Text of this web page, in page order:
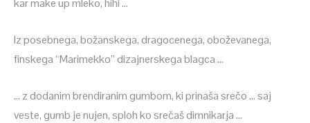
kar make up mleko, hihi …
Iz posebnega, božanskega, dragocenega, oboževanega,
finskega “Marimekko” dizajnerskega blagca …
… z dodanim brendiranim gumbom, ki prinaša srečo … saj
veste, gumb je nujen, sploh ko srečaš dimnikarja …